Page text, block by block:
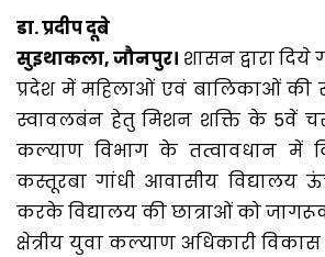
डा. प्रदीप दूबे
सुइथाकला, जौनपुर। शासन द्वारा
प्रदेश में महिलाओं एवं बालिकाओं की
स्वावलबंन हेतु मिशन शक्ति के 5वें
कल्याण विभाग के तत्वावधान में
कस्तूरबा गांधी आवासीय विद्यालय
करके विद्यालय की छात्राओं को
क्षेत्रीय युवा कल्याण अधिकारी